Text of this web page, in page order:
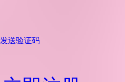
发送验证码